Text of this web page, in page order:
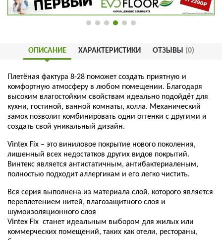
ОПИСАНИЕ ХАРАКТЕРИСТИКИ ОТЗЫВЫ (0)
Плетёная фактура 8-28 поможет создать приятную и
комфортную атмосферу в любом помещении. Благодаря
высоким влагостойким свойствам идеально подойдёт для
кухни, гостиной, ванной комнаты, холла. Механический
замок позволит комбинировать одни оттенки с другими и
создать свой уникальный дизайн.
Vintex Fix – это виниловое покрытие нового поколения,
лишенный всех недостатков других видов покрытий.
Винтекс является антистатичным, антибактериаленым,
полностью подходит аллергикам и его легко чистить.
Вся серия выполнена из материала слой, которого является
переплетением нитей, влагозащитного слоя и
шумоизоляционного слоя
Vintex Fix станет идеальным выбором для жилых или
коммерческих помещений, таких как отели, рестораны,